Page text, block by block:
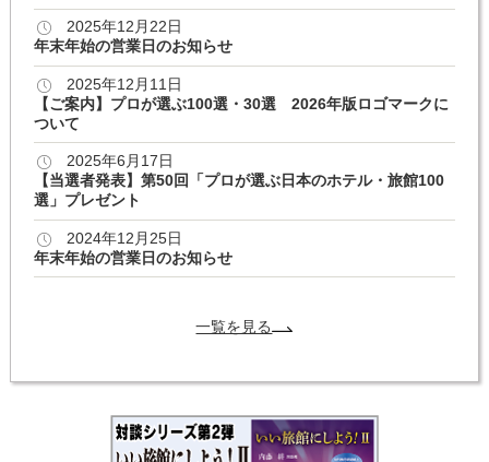
2025年12月22日
年末年始の営業日のお知らせ
2025年12月11日
【ご案内】プロが選ぶ100選・30選 2026年版ロゴマークに
ついて
2025年6月17日
【当選者発表】第50回「プロが選ぶ日本のホテル・旅館100
選」プレゼント
2024年12月25日
年末年始の営業日のお知らせ
一覧を見る